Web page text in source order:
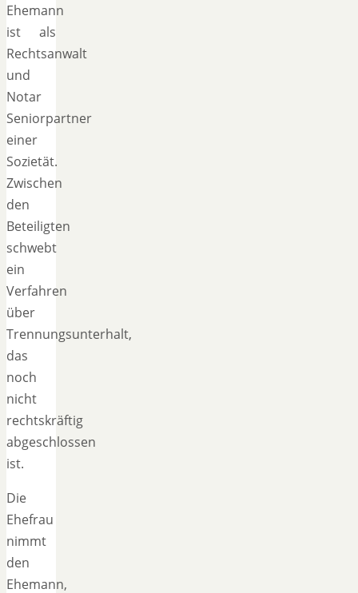
Ehemann
ist als
Rechtsanwalt
und
Notar
Seniorpartner
einer
Sozietät.
Zwischen
den
Beteiligten
schwebt
ein
Verfahren
über
Trennungsunterhalt,
das
noch
nicht
rechtskräftig
abgeschlossen
ist.
Die
Ehefrau
nimmt
den
Ehemann,